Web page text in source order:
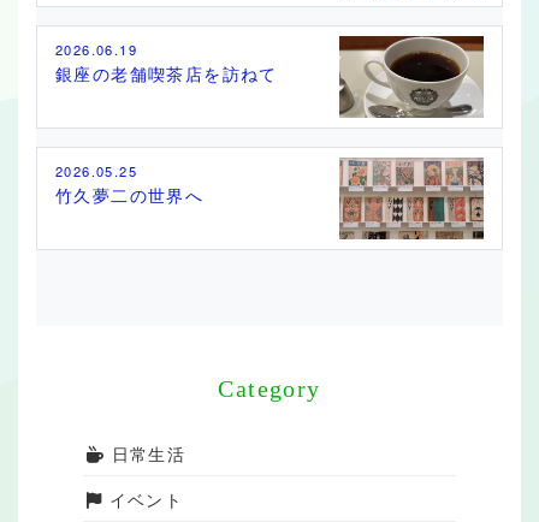
2026.06.19
銀座の老舗喫茶店を訪ねて
2026.05.25
竹久夢二の世界へ
Category
日常生活
イベント